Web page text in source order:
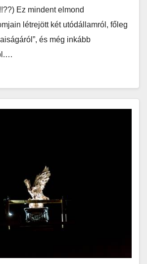
Ez mindent elmond
létrejött két utódállamról, főleg
és még inkább